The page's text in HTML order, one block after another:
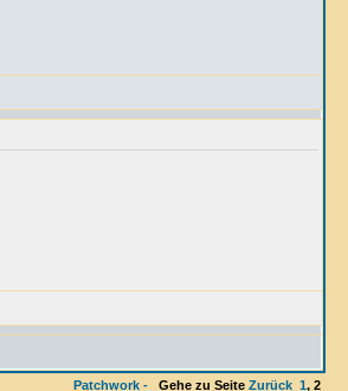
Patchwork - Gehe zu Seite Zurück 1, 2